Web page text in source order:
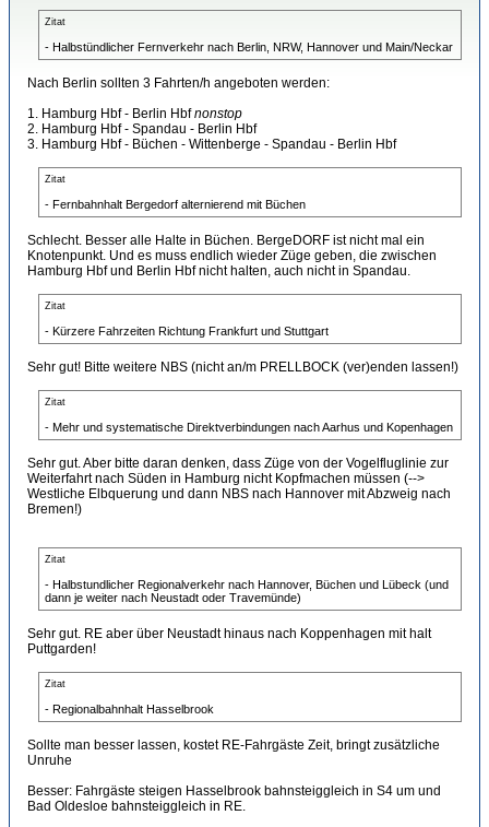
Zitat
- Halbstündlicher Fernverkehr nach Berlin, NRW, Hannover und Main/Neckar
Nach Berlin sollten 3 Fahrten/h angeboten werden:
1. Hamburg Hbf - Berlin Hbfnonstop
2. Hamburg Hbf - Spandau - Berlin Hbf
3. Hamburg Hbf - Büchen - Wittenberge - Spandau - Berlin Hbf
Zitat
- Fernbahnhalt Bergedorf alternierend mit Büchen
Schlecht. Besser alle Halte in Büchen. BergeDORF ist nicht mal ein
Knotenpunkt. Und es muss endlich wieder Züge geben, die zwischen
Hamburg Hbf und Berlin Hbf nicht halten, auch nicht in Spandau.
Zitat
- Kürzere Fahrzeiten Richtung Frankfurt und Stuttgart
Sehr gut! Bitte weitere NBS (nicht an/m PRELLBOCK (ver)enden lassen!)
Zitat
- Mehr und systematische Direktverbindungen nach Aarhus und Kopenhagen
Sehr gut. Aber bitte daran denken, dass Züge von der Vogelfluglinie zur
Weiterfahrt nach Süden in Hamburg nicht Kopfmachen müssen (-->
Westliche Elbquerung und dann NBS nach Hannover mit Abzweig nach
Bremen!)
Zitat
- Halbstundlicher Regionalverkehr nach Hannover, Büchen und Lübeck (und
dann je weiter nach Neustadt oder Travemünde)
Sehr gut. RE aber über Neustadt hinaus nach Koppenhagen mit halt
Puttgarden!
Zitat
- Regionalbahnhalt Hasselbrook
Sollte man besser lassen, kostet RE-Fahrgäste Zeit, bringt zusätzliche
Unruhe
Besser: Fahrgäste steigen Hasselbrook bahnsteiggleich in S4 um und
Bad Oldesloe bahnsteiggleich in RE.